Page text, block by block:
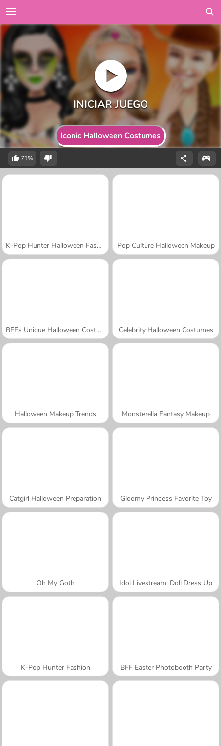
Iconic Halloween Costumes
71%
K-Pop Hunter Halloween Fashion Pop Culture Halloween Makeup
BFFs Unique Halloween Costumes Celebrity Halloween Costumes
Halloween Makeup Trends Monsterella Fantasy Makeup
Catgirl Halloween Preparation Gloomy Princess Favorite Toy
Oh My Goth Idol Livestream: Doll Dress Up
K-Pop Hunter Fashion BFF Easter Photobooth Party